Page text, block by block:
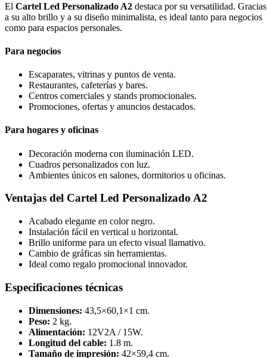
El Cartel Led Personalizado A2 destaca por su versatilidad. Gracias
a su alto brillo y a su diseño minimalista, es ideal tanto para negocios
como para espacios personales.
Para negocios
Escaparates, vitrinas y puntos de venta.
Restaurantes, cafeterías y bares.
Centros comerciales y stands promocionales.
Promociones, ofertas y anuncios destacados.
Para hogares y oficinas
Decoración moderna con iluminación LED.
Cuadros personalizados con luz.
Ambientes únicos en salones, dormitorios u oficinas.
Ventajas del Cartel Led Personalizado A2
Acabado elegante en color negro.
Instalación fácil en vertical u horizontal.
Brillo uniforme para un efecto visual llamativo.
Cambio de gráficas sin herramientas.
Ideal como regalo promocional innovador.
Especificaciones técnicas
Dimensiones: 43,5×60,1×1 cm.
Peso: 2 kg.
Alimentación: 12V2A / 15W.
Longitud del cable: 1.8 m.
Tamaño de impresión: 42×59,4 cm.